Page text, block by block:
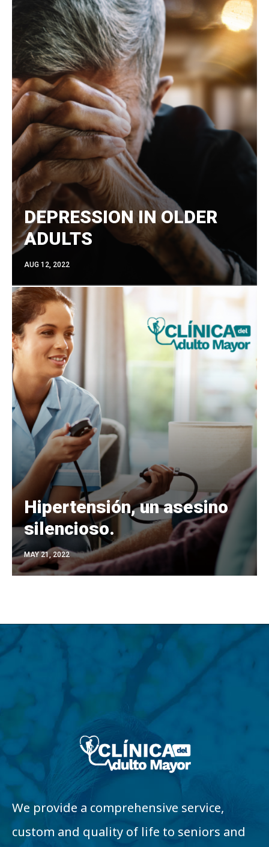
DEPRESSION IN OLDER
ADULTS
AUG 12, 2022
Hipertensión, un asesino
silencioso.
MAY 21, 2022
We provide a comprehensive service,
custom and quality of life to seniors and